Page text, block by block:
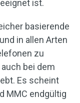
ist.
basierende
in allen Arten
zu
bei dem
Es scheint
MMC endgültig